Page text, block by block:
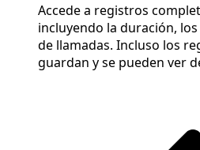
Accede a registros
incluyendo la duración,
de llamadas. Incluso los
guardan y se pueden ver